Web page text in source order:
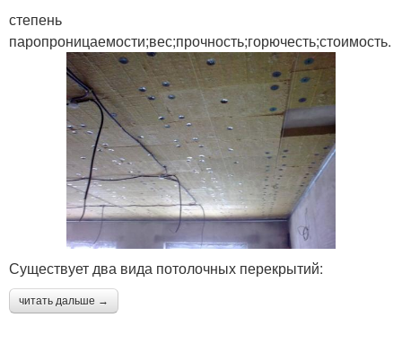
степень
паропроницаемости;вес;прочность;горючесть;стоимость.
Существует два вида потолочных перекрытий:
читать дальше →